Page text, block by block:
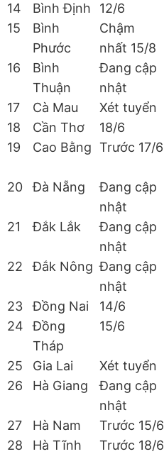
14 Bình Định 12/6
15
Bình
Phước
Chậm
nhất 15/8
16
Bình
Thuận
Đang cập
nhật
17 Cà Mau Xét tuyển
18
Cần Thơ 18/6
19
Cao Bằng Trước 17/6
20 Đà Nẵng
Đang cập
nhật
21 Đắk Lắk
Đang cập
nhật
22 Đắk Nông Đang cập
nhật
23 Đồng Nai 14/6
24
Đồng
Tháp
15/6
25 Gia Lai Xét tuyển
26
Hà Giang
Đang cập
nhật
27 Hà Nam Trước 15/6
28
Hà Tĩnh Trước 18/6